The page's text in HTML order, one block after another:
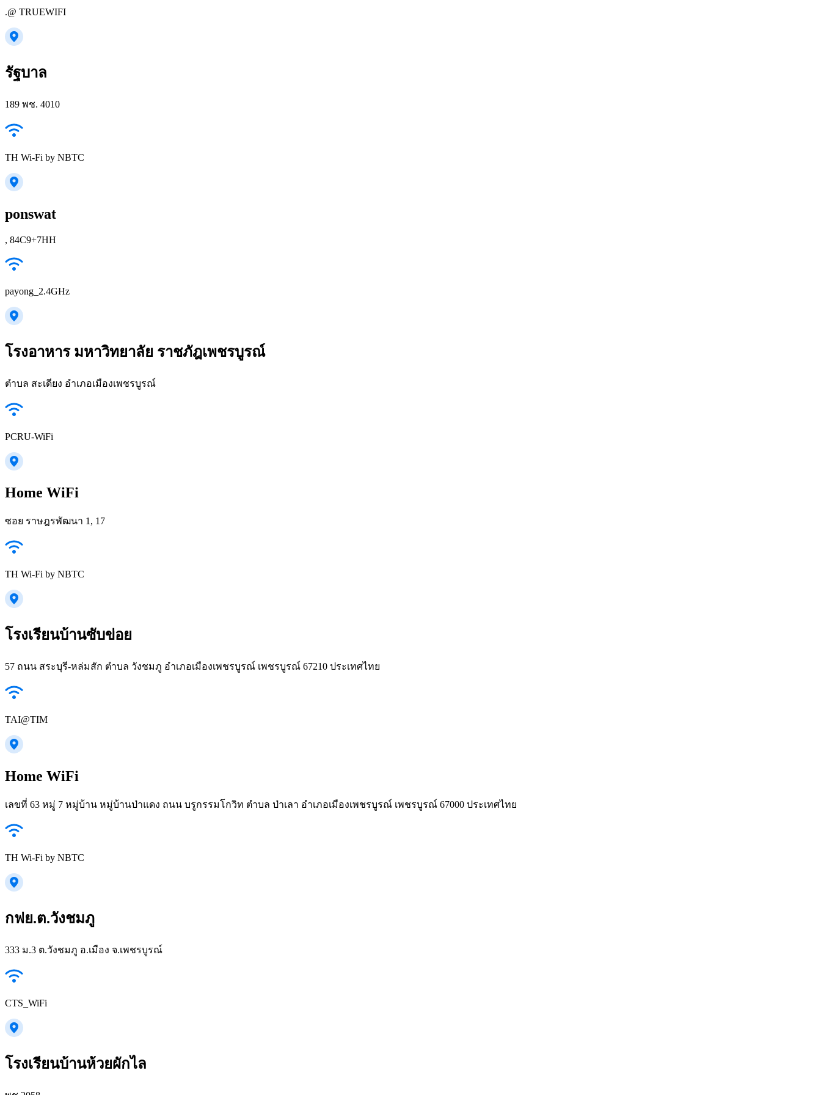
.@ TRUEWIFI
รัฐบาล
189 พช. 4010
TH Wi-Fi by NBTC
ponswat
, 84C9+7HH
payong_2.4GHz
โรงอาหาร มหาวิทยาลัย ราชภัฎเพชรบูรณ์
ตำบล สะเดียง อำเภอเมืองเพชรบูรณ์
PCRU-WiFi
Home WiFi
ซอย ราษฎรพัฒนา 1, 17
TH Wi-Fi by NBTC
โรงเรียนบ้านซับข่อย
57 ถนน สระบุรี-หล่มสัก ตำบล วังชมภู อำเภอเมืองเพชรบูรณ์ เพชรบูรณ์ 67210 ประเทศไทย
TAI@TIM
Home WiFi
เลขที่ 63 หมู่ 7 หมู่บ้าน หมู่บ้านป่าแดง ถนน บรูกรรมโกวิท ตำบล ป่าเลา อำเภอเมืองเพชรบูรณ์ เพชรบูรณ์ 67000 ประเทศไทย
TH Wi-Fi by NBTC
กฟย.ต.วังชมภู
333 ม.3 ต.วังชมภู อ.เมือง จ.เพชรบูรณ์
CTS_WiFi
โรงเรียนบ้านห้วยผักไล